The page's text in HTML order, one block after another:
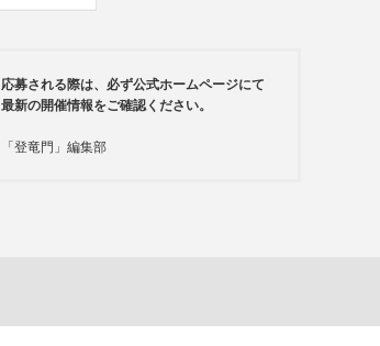
応募される際は、必ず公式ホームページにて
最新の開催情報をご確認ください。
「登竜門」編集部